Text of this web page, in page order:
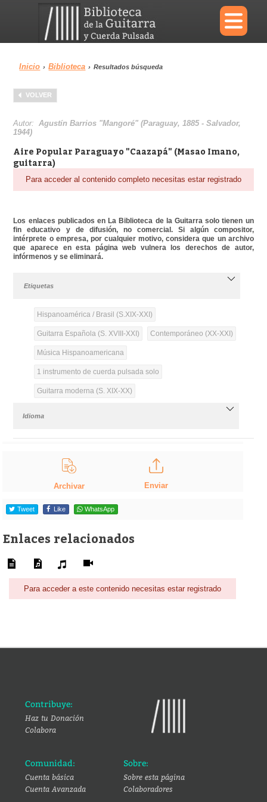
×
Menu
Biblioteca Diccionario
Área personal Reproductor
Inicio › Biblioteca › Resultados búsqueda
VOLVER
Autor:Agustín Barrios "Mangoré" (Paraguay, 1885 - Salvador,
1944)
Aire Popular Paraguayo "Caazapá" (Masao Imano,
guitarra)
Para acceder al contenido completo necesitas estar registrado
Los enlaces publicados en La Biblioteca de la Guitarra solo tienen un
fin educativo y de difusión, no comercial. Si algún compositor,
intérprete o empresa, por cualquier motivo, considera que un archivo
que aparece en esta página web vulnera los derechos de autor,
infórmenos y se eliminará.
Etiquetas
Hispanoamérica / Brasil (S.XIX-XXI)
Guitarra Española (S. XVIII-XXI) Contemporáneo (XX-XXI)
Música Hispanoamericana
1 instrumento de cuerda pulsada solo
Guitarra moderna (S. XIX-XX)
Idioma
Archivar Enviar
Tweet Like WhatsApp
Enlaces relacionados
Para acceder a este contenido necesitas estar registrado
Contribuye:
Haz tu Donación
Colabora
Comunidad:
Cuenta básica
Cuenta Avanzada
Sobre:
Sobre esta página
Colaboradores